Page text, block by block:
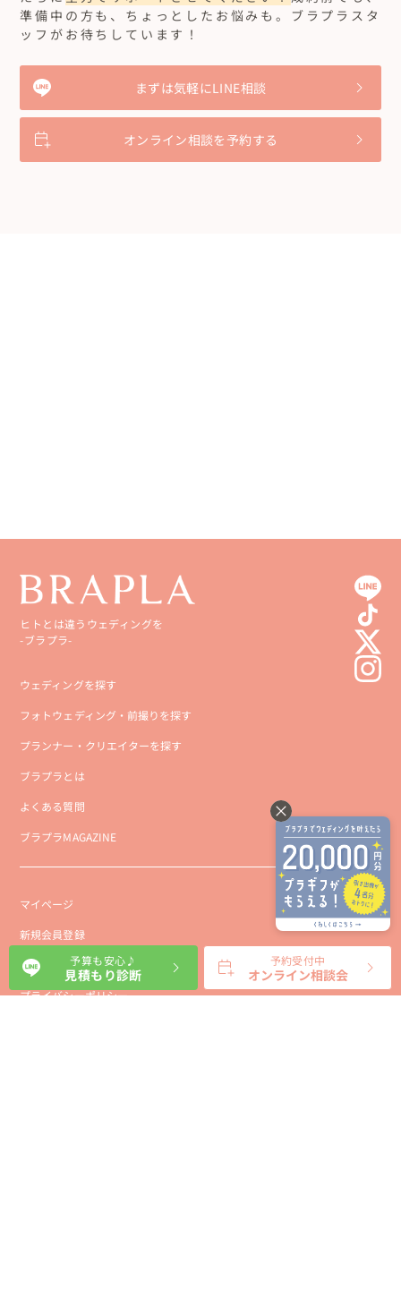
準備中の方も、ちょっとしたお悩みも。ブラプラスタ
ッフがお待ちしています！
まずは気軽にLINE相談
オンライン相談を予約する
ヒトとは違うウェディングを
-ブラプラ-
ウェディングを探す
フォトウェディング・前撮りを探す
プランナー・クリエイターを探す
ブラプラとは
よくある質問
ブラプラMAGAZINE
マイページ
新規会員登録
会社概要
プライバシーポリシー
予算も安心♪
見積もり診断
予約受付中
オンライン相談会